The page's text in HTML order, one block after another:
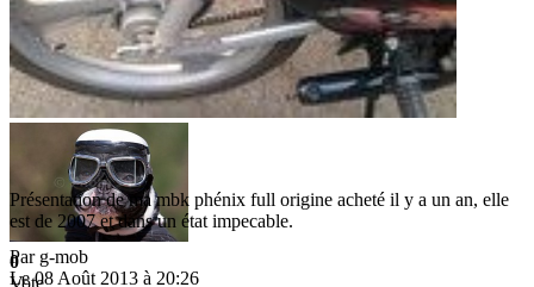
Par g-mob
Le 08 Août 2013 à 20:26
Présentation de ma mbk phénix full origine acheté il y a un an, elle
est de 2007 et dans un état impecable.
0